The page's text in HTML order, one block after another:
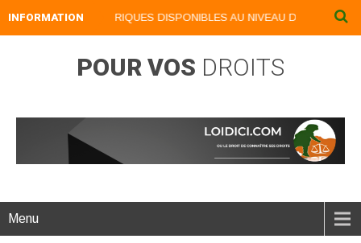
INFORMATION
NOS LIVRES NUMERIQUES DISPONIBLES AU NIVEAU DU MENU
POUR VOS DROITS
Menu